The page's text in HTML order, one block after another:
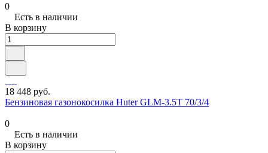
0
Есть в наличии
В корзину
18 448 руб.
Бензиновая газонокосилка Huter GLM-3.5T 70/3/4
0
Есть в наличии
В корзину